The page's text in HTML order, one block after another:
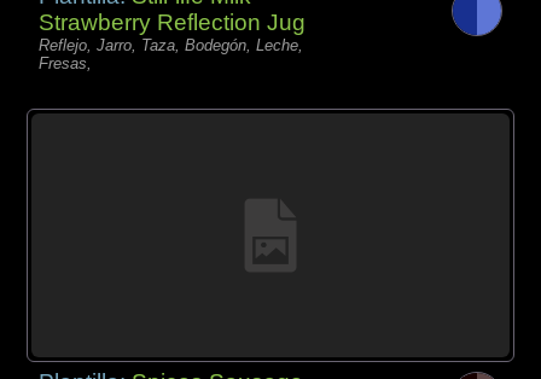
Strawberry Reflection Jug
Reflejo, Jarro, Taza, Bodegón, Leche,
Fresas,